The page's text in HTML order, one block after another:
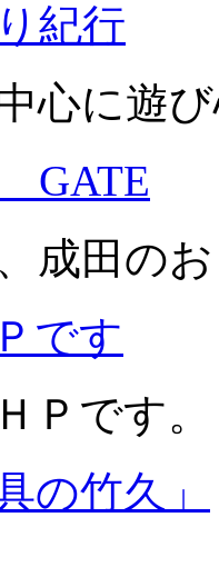
紀行
心に遊
GATE
成田の
です
Ｐです。
の竹久」